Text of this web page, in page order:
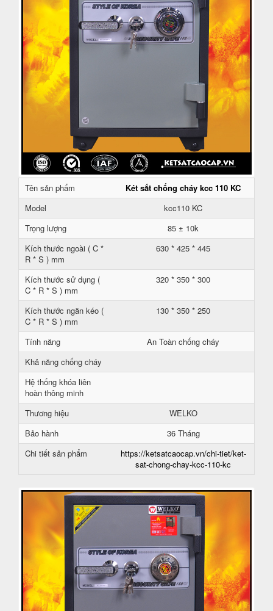
Tên sản phẩm
Két sắt chống cháy kcc 110 KC
Model
kcc110 KC
Trọng lượng
85 ± 10k
Kích thước ngoài ( C *
R * S ) mm
630 * 425 * 445
Kích thước sử dụng (
C * R * S ) mm
320 * 350 * 300
Kích thước ngăn kéo (
C * R * S ) mm
130 * 350 * 250
Tính năng
An Toàn chống cháy
Khả năng chống cháy
Hệ thống khóa liên
hoàn thông minh
Thương hiệu
WELKO
Bảo hành
36 Tháng
Chi tiết sản phẩm
https://ketsatcaocap.vn/chi-tiet/ket-
sat-chong-chay-kcc-110-kc